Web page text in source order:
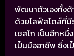
พัฒนาตัวเองทั้งด้
ด้วยไลฟ์สไตล์ที่มี
เชสโก เป็นอีกหนึ่
เป็นมืออาชีพ ซึ่ง